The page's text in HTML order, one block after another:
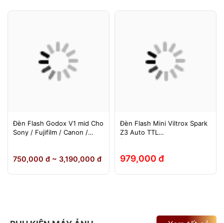
Đèn Flash Godox V1 mid Cho
Sony / Fujifilm / Canon /
750,000 đ ~ 3,190,000 đ
Đèn Flash Mini Viltrox Spark
Z3 Auto TTL
(Fuji/Sony/Canon/Nikon)
979,000 đ